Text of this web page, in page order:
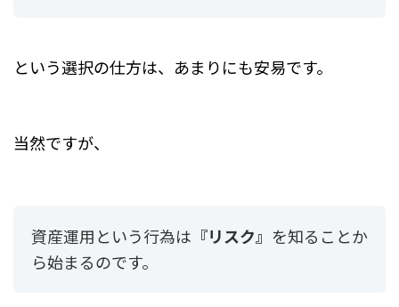
という選択の仕方は、あまりにも安易です。
当然ですが、
資産運用という行為は 『リスク』 を知ることか
ら始まるのです。